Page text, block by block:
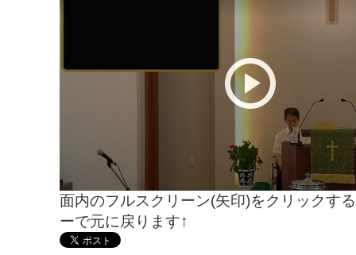
面内のフルスクリーン(矢印)をクリックす
ーで元に戻ります↑